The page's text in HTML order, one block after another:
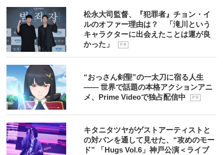
松永大司監督、『犯罪者』チョン・イ
ルのオファー理由は？ 「滝川という
キャラクターに出会えたことは運が良
かった」
P R
“おっさん剣聖”の一太刀に宿る人生
―― 世界で話題の本格アクションアニ
メ、Prime Videoで独占配信中
P R
キタニタツヤがゲストアーティストと
の対バンを通して見せた、“攻めのモー
ド” 「Hugs Vol.6」神戸公演＜ライブ